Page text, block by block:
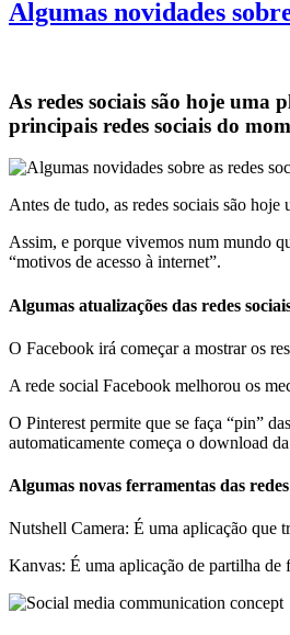
Algumas novidades
As redes sociais são hoje uma
principais redes sociais do
Antes de tudo, as redes sociais são
Assim, e porque vivemos num mundo
“motivos de acesso à internet”.
Algumas atualizações das redes
O Facebook irá começar a mostrar os
A rede social Facebook melhorou os
O Pinterest permite que se faça “pin”
automaticamente começa o download
Algumas novas ferramentas das
Nutshell Camera: É uma aplicação que
Kanvas: É uma aplicação de partilha